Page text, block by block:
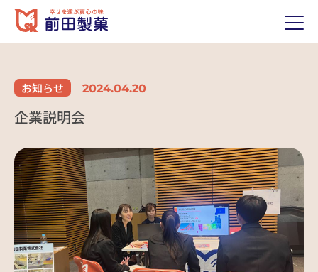
ABOUT US
前田製菓について
歴史（沿革）
経営理念
会社概要
PRODUCTS
製品紹介
取り扱い製品
当社の強み
お知らせ 2024.04.20
企業説明会